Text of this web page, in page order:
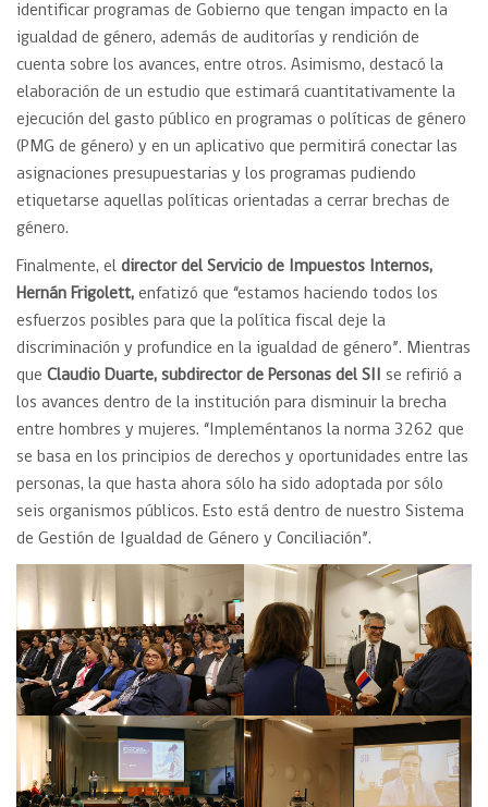
identificar programas de Gobierno que tengan impacto en la
igualdad de género, además de auditorías y rendición de
cuenta sobre los avances, entre otros. Asimismo, destacó la
elaboración de un estudio que estimará cuantitativamente la
ejecución del gasto público en programas o políticas de género
(PMG de género) y en un aplicativo que permitirá conectar las
asignaciones presupuestarias y los programas pudiendo
etiquetarse aquellas políticas orientadas a cerrar brechas de
género.
Finalmente, el director del Servicio de Impuestos Internos,
Hernán Frigolett, enfatizó que “estamos haciendo todos los
esfuerzos posibles para que la política fiscal deje la
discriminación y profundice en la igualdad de género”. Mientras
que Claudio Duarte, subdirector de Personas del SII se refirió a
los avances dentro de la institución para disminuir la brecha
entre hombres y mujeres. “Impleméntanos la norma 3262 que
se basa en los principios de derechos y oportunidades entre las
personas, la que hasta ahora sólo ha sido adoptada por sólo
seis organismos públicos. Esto está dentro de nuestro Sistema
de Gestión de Igualdad de Género y Conciliación”.